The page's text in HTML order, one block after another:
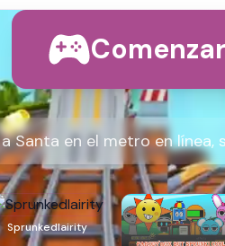
Santa en el metro en línea,
Sprunkedlairity